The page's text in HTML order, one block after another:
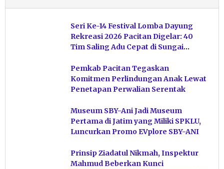
Seri Ke-14 Festival Lomba Dayung
Rekreasi 2026 Pacitan Digelar: 40
Tim Saling Adu Cepat di Sungai
Pemkab Pacitan Tegaskan
Komitmen Perlindungan Anak Lewat
Penetapan Perwalian Serentak
Museum SBY-Ani Jadi Museum
Pertama di Jatim yang Miliki SPKLU,
Luncurkan Promo EVplore SBY-ANI
Prinsip Ziadatul Nikmah, Inspektur
Mahmud Beberkan Kunci